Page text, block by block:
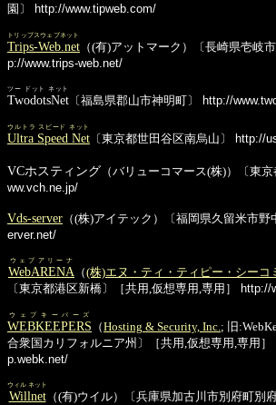
園〕
http://www.tipweb.com/
Trips-Web.net
トリップスウェブネット
（(有)アットマーク）〔長崎県壱岐
p://www.trips-web.net/
TwodotsNet
ツー ドット ネット
〔福島県郡山市神明町〕 http://
Ultra Speed Net
ウルトラ スピード ネット
〔東京都世田谷区南烏山〕 http://
VCホスティング （バリューコマース(株)）〔東京
ww.vch.ne.jp/
Vds-server （(株)アイテック）〔福岡県久留米市野
erver.net/
WebARENA
ウェブアリーナ
（(株)エヌ・ティ・ティピー・シーコ
〔東京都港区新橋〕［共用,仮想専用,専用］
http://
WEBKEEPERS
ウェブキーパーズ
（Hosting & Security, Inc. ; 旧
合衆国カリフォルニア州〕［共用,仮想専用,専用］
p.webk.net/
Willnet
ウィル ネット
（(有)ウイル）〔兵庫県加古川市別府町別府